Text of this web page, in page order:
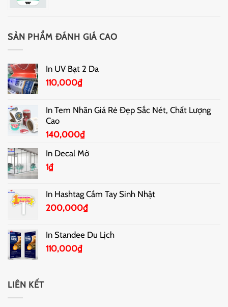
SẢN PHẨM ĐÁNH GIÁ CAO
In UV Bạt 2 Da
110,000₫
In Tem Nhãn Giá Rẻ Đẹp Sắc Nét, Chất Lượng
Cao
140,000₫
In Decal Mờ
1₫
In Hashtag Cầm Tay Sinh Nhật
200,000₫
In Standee Du Lịch
110,000₫
LIÊN KẾT